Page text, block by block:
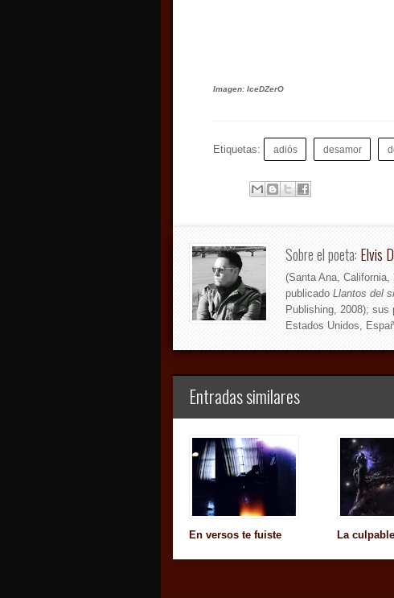
Imagen: IceDZerO
Etiquetas: adiós desamor
Sobre el poeta:Elvis
(Santa Ana,
publicadoLlantos del
Publishing, 2008);
Estados Unidos,
Entradas similares
En versos te fuiste La culpable